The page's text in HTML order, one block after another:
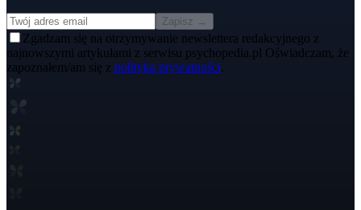
Zapisz →
Zgadzam się na otrzymywanie newslettera redakcyjnego z
najnowszymi artykułami z serwisu psychopedia.pl Oświadczam, że
zapoznałem/am się z polityką prywatności.